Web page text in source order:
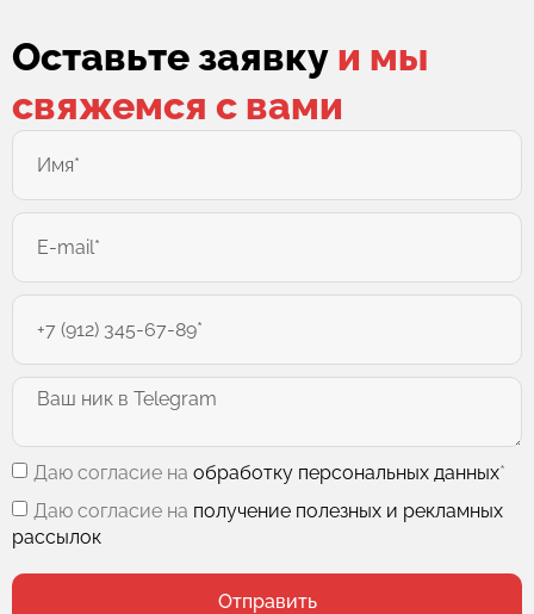
Оставьте заявку и мы
свяжемся с вами
Даю согласие на обработку персональных данных*
Даю согласие на получение полезных и рекламных
рассылок
Отправить